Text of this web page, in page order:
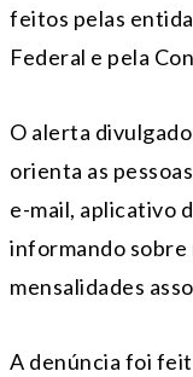
feitos pelas
Federal e pela
O alerta
orienta as
e-mail, aplicativo
informando sobre
mensalidades
A denúncia foi